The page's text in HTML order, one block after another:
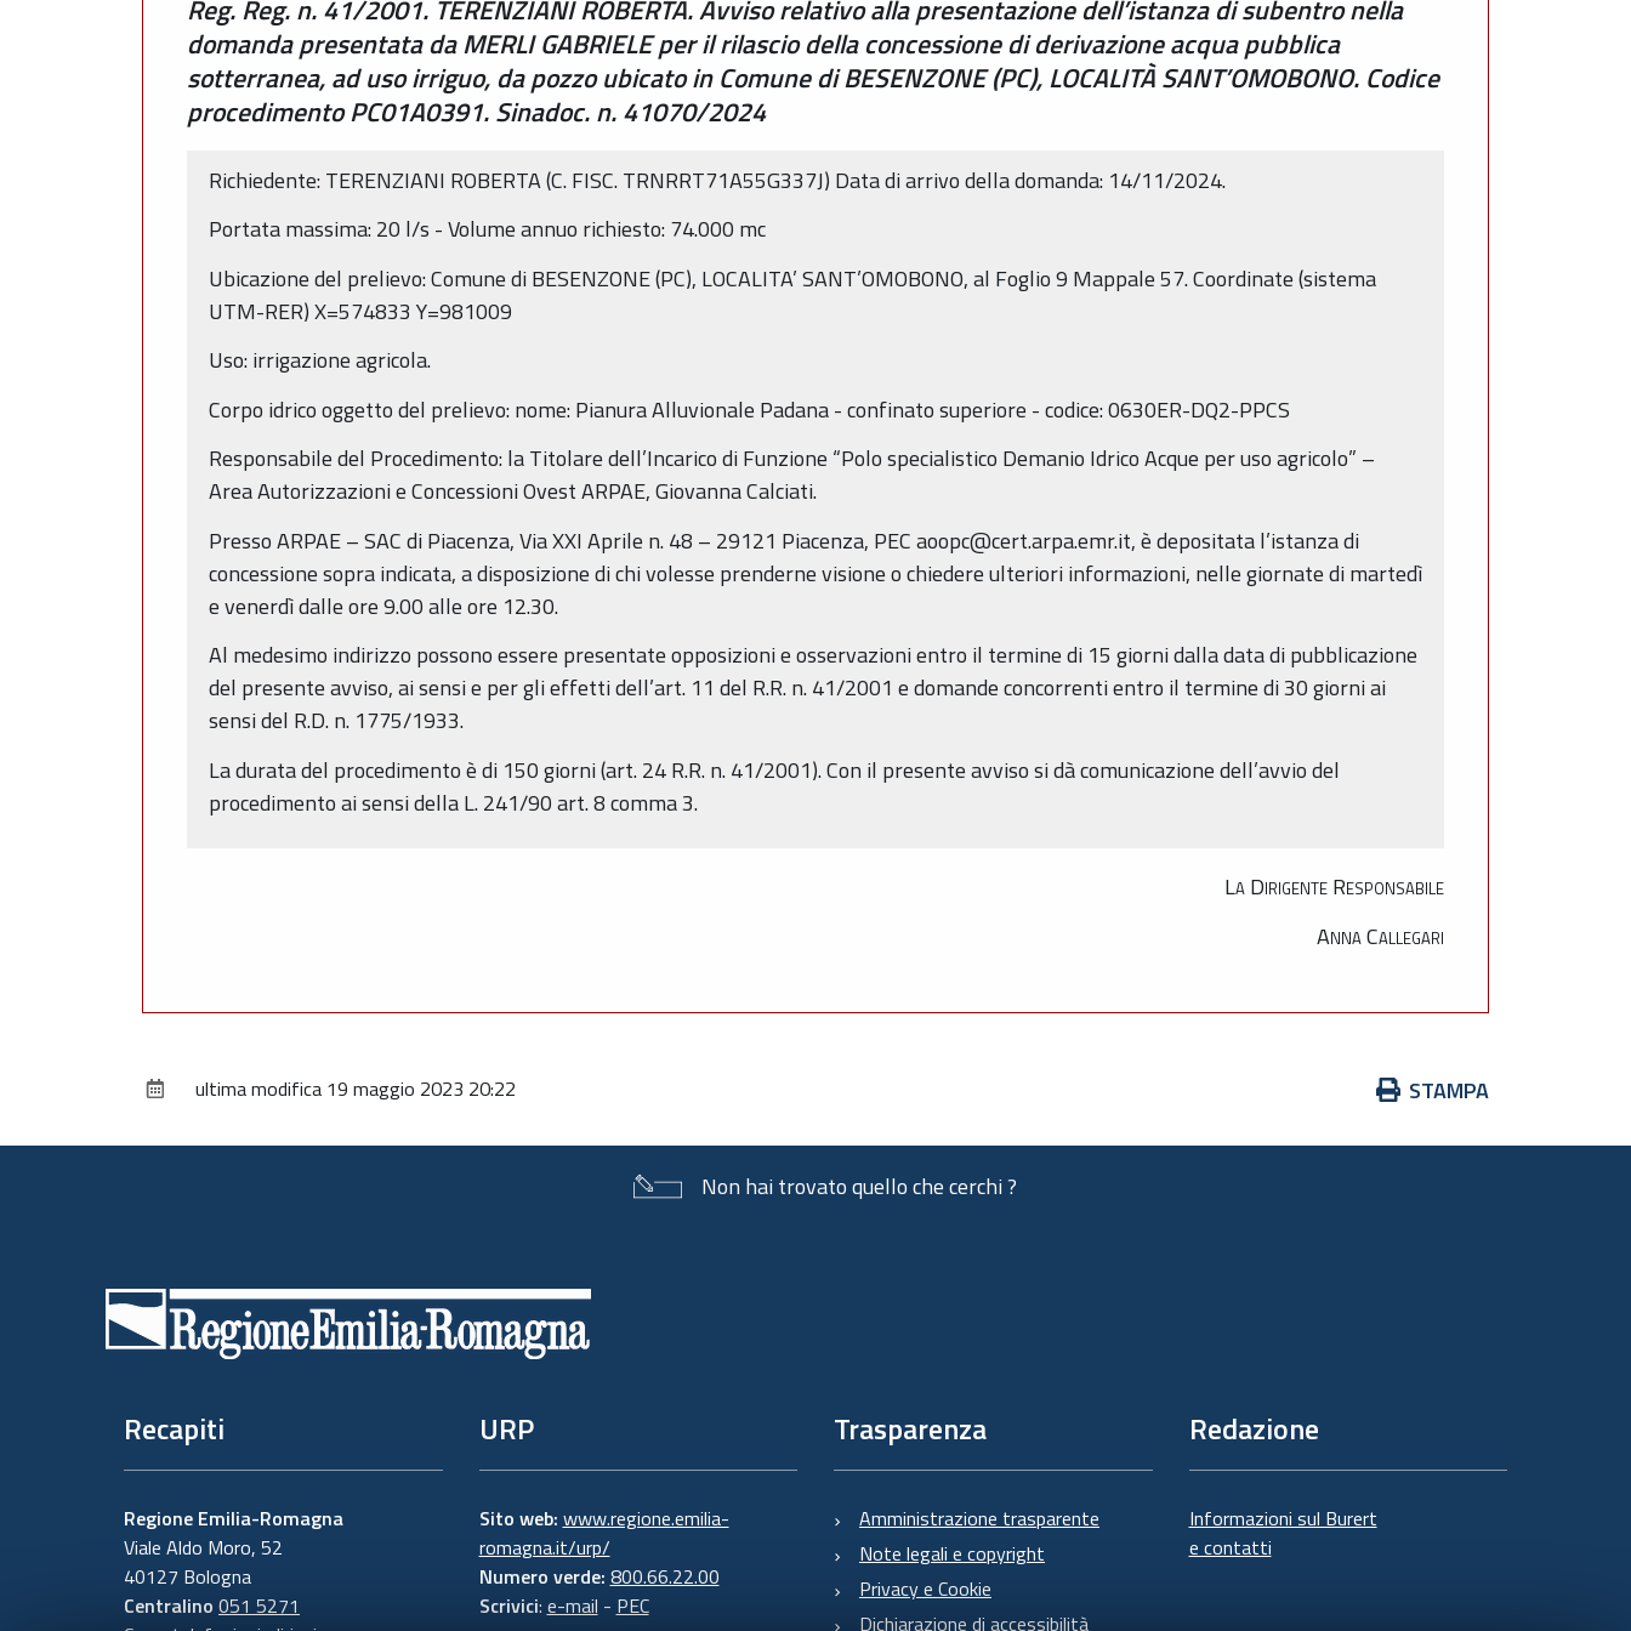
Reg. Reg. n. 41/2001. TERENZIANI ROBERTA. Avviso relativo alla presentazione dell’istanza di subentro nella
domanda presentata da MERLI GABRIELE per il rilascio della concessione di derivazione acqua pubblica
sotterranea, ad uso irriguo, da pozzo ubicato in Comune di BESENZONE (PC), LOCALITÀ SANT’OMOBONO. Codice
procedimento PC01A0391. Sinadoc. n. 41070/2024
Richiedente: TERENZIANI ROBERTA (C. FISC. TRNRRT71A55G337J) Data di arrivo della domanda: 14/11/2024.
Portata massima: 20 l/s - Volume annuo richiesto: 74.000 mc
Ubicazione del prelievo: Comune di BESENZONE (PC), LOCALITA’ SANT’OMOBONO, al Foglio 9 Mappale 57. Coordinate (sistema
UTM-RER) X=574833 Y=981009
Uso: irrigazione agricola.
Corpo idrico oggetto del prelievo: nome: Pianura Alluvionale Padana - confinato superiore - codice: 0630ER-DQ2-PPCS
Responsabile del Procedimento: la Titolare dell’Incarico di Funzione “Polo specialistico Demanio Idrico Acque per uso agricolo” –
Area Autorizzazioni e Concessioni Ovest ARPAE, Giovanna Calciati.
Presso ARPAE – SAC di Piacenza, Via XXI Aprile n. 48 – 29121 Piacenza, PEC aoopc@cert.arpa.emr.it, è depositata l’istanza di
concessione sopra indicata, a disposizione di chi volesse prenderne visione o chiedere ulteriori informazioni, nelle giornate di martedì
e venerdì dalle ore 9.00 alle ore 12.30.
Al medesimo indirizzo possono essere presentate opposizioni e osservazioni entro il termine di 15 giorni dalla data di pubblicazione
del presente avviso, ai sensi e per gli effetti dell’art. 11 del R.R. n. 41/2001 e domande concorrenti entro il termine di 30 giorni ai
sensi del R.D. n. 1775/1933.
La durata del procedimento è di 150 giorni (art. 24 R.R. n. 41/2001). Con il presente avviso si dà comunicazione dell’avvio del
procedimento ai sensi della L. 241/90 art. 8 comma 3.
La Dirigente Responsabile
Anna Callegari
Azioni
documento
STAMPA
ultima modifica 19 maggio 2023 20:22
Non hai trovato quello che cerchi ?
Recapiti
Regione Emilia-Romagna
Viale Aldo Moro, 52
40127 Bologna
Centralino 051 5271
URP
Sito web: www.regione.emilia-
romagna.it/urp/
Numero verde: 800.66.22.00
Scrivici: e-mail - PEC
Trasparenza
Amministrazione trasparente
Note legali e copyright
Privacy e Cookie
Dichiarazione di accessibilità
Redazione
Informazioni sul Burert
e contatti